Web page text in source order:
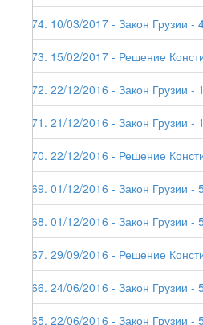
174. 10/03/2017 - Закон Грузии
173. 15/02/2017 - Решение
172. 22/12/2016 - Закон Грузии
171. 21/12/2016 - Закон Грузии
170. 22/12/2016 - Решение
169. 01/12/2016 - Закон Грузии
168. 01/12/2016 - Закон Грузии
167. 29/09/2016 - Решение
166. 24/06/2016 - Закон Грузии
165. 22/06/2016 - Закон Грузии